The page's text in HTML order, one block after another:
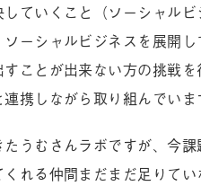
ていくこと（ソーシャルビ
ーシャルビジネスを展開
ことが出来ない方の挑戦
携しながら取り組んでいま
うむさんラボですが、今課
れる仲間まだまだ足りて